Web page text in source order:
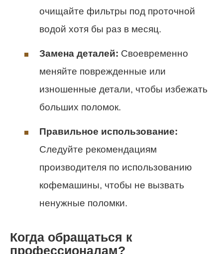
очищайте фильтры под проточной
водой хотя бы раз в месяц.
Замена деталей: Своевременно
меняйте поврежденные или
изношенные детали, чтобы избежать
больших поломок.
Правильное использование:
Следуйте рекомендациям
производителя по использованию
кофемашины, чтобы не вызвать
ненужные поломки.
Когда обращаться к
профессионалам?